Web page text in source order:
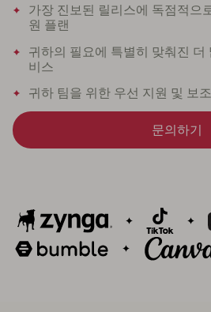
가장 진보된 릴리스에 독점적으
원 플랜
귀하의 필요에 특별히 맞춰진 더
비스
귀하 팀을 위한 우선 지원 및 보조
문의하기